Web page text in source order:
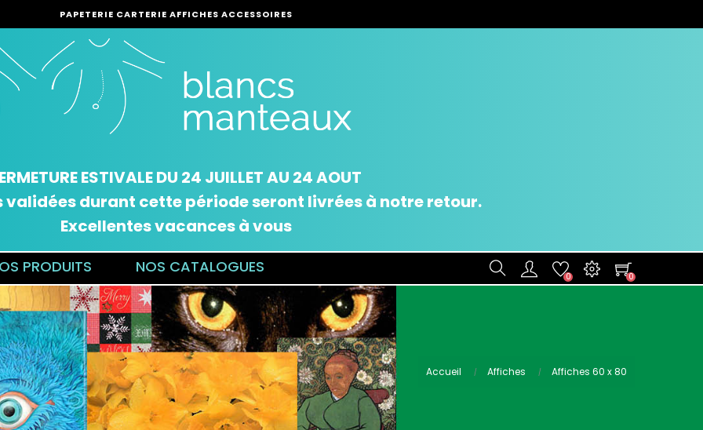
PAPETERIE CARTERIE AFFICHES ACCESSOIRES
ESTIVALE DU 24 JUILLET AU 24 AOUT
validées durant cette période seront livrées à notre retour.
Excellentes vacances à vous
PRODUITS NOS CATALOGUES
0 0
Accueil Affiches Affiches 60 x 80